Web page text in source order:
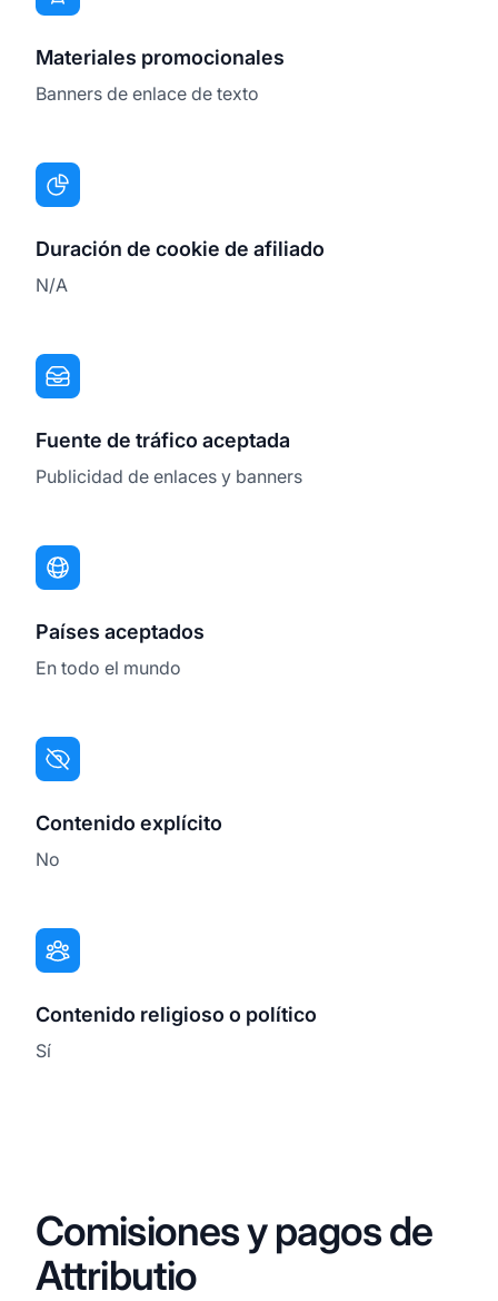
Materiales promocionales
Banners de enlace de texto
Duración de cookie de afiliado
N/A
Fuente de tráfico aceptada
Publicidad de enlaces y banners
Países aceptados
En todo el mundo
Contenido explícito
No
Contenido religioso o político
Sí
Comisiones y pagos de
Attributio